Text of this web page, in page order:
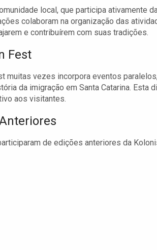
local, que participa ativamente
colaboram na organização das
e contribuírem com suas tradições.
Fest
muitas vezes incorpora eventos
da imigração em Santa Catarina. Esta
aos visitantes.
de edições anteriores da